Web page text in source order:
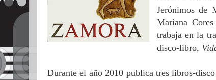
Jerónimos de
Mariana
trabaja en la
disco-libro,
Durante el año 2010 publica tres libros-